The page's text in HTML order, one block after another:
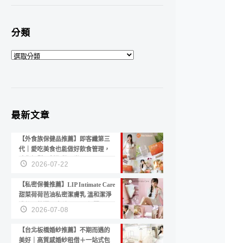
分類
分
最新文章
【外食族保健品推薦】即客纖第三
代｜愛吃美食也能做好飲食管理，
陪你輕鬆面對聚餐日常！
2026-07-22
【私密保養推薦】LIP Intimate Care
甜菜荷荷芭油私密潔膚乳 溫和潔淨
洗後不乾澀 不起泡反而更舒服！
2026-07-08
【台北板橋婚紗推薦】不期而遇的
美好｜高質感婚紗租借＋一站式包